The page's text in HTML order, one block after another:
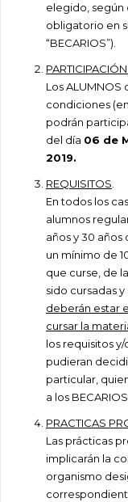
elegido, según
obligatorio en
“BECARIOS”).
Los
condiciones
podrán
del día 06 de
2019.
REQUISITOS
En todos los
alumnos
años y 30 años
un mínimo de
que curse, de
sido cursadas
deberán estar
cursar la
los requisitos
pudieran
particular,
a los BECARIOS.
PRACTICAS
Las prácticas
implicarán la
organismo